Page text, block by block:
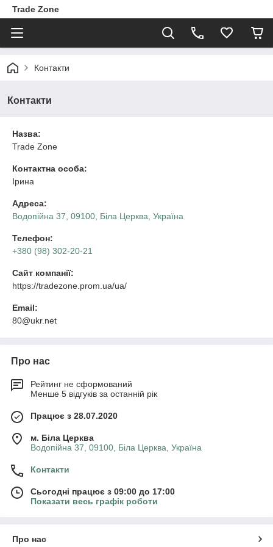
Trade Zone
Контакти
Контакти
Назва:
Trade Zone
Контактна особа:
Ірина
Адреса:
Водопійна 37, 09100, Біла Церква, Україна
Телефон:
+380 (98) 302-20-21
Сайт компанії:
https://tradezone.prom.ua/ua/
Email:
80@ukr.net
Про нас
Рейтинг не сформований
Менше 5 відгуків за останній рік
Працює з 28.07.2020
м. Біла Церква
Водопійна 37, 09100, Біла Церква, Україна
Контакти
Сьогодні працює з 09:00 до 17:00
Показати весь графік роботи
Про нас